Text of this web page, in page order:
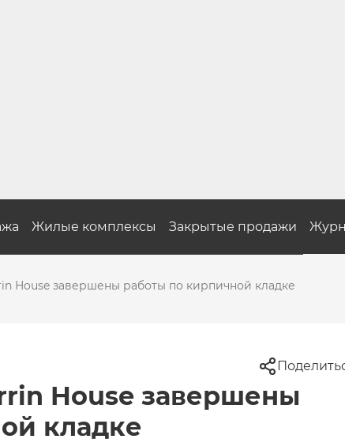
Жилые комплексы Закрытые продажи
House завершены работы по кирпичной кладке
House завершены
кладке